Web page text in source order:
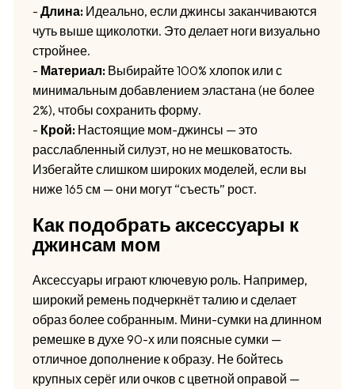
- Длина:Идеально, если джинсы заканчиваются
чуть выше щиколотки. Это делает ноги визуально
стройнее.
- Материал:Выбирайте 100% хлопок или с
минимальным добавлением эластана (не более
2%), чтобы сохранить форму.
- Крой:Настоящие мом-джинсы — это
расслабленный силуэт, но не мешковатость.
Избегайте слишком широких моделей, если вы
ниже 165 см — они могут “съесть” рост.
Как подобрать аксессуары к
джинсам мом
Аксессуары играют ключевую роль. Например,
широкий ремень подчеркнёт талию и сделает
образ более собранным. Мини-сумки на длинном
ремешке в духе 90-х или поясные сумки —
отличное дополнение к образу. Не бойтесь
крупных серёг или очков с цветной оправой —